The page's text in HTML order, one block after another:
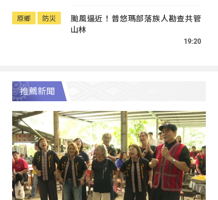
原鄉 防災
颱風逼近！普悠瑪部落族人勘查共管
山林
19:20
推薦新聞